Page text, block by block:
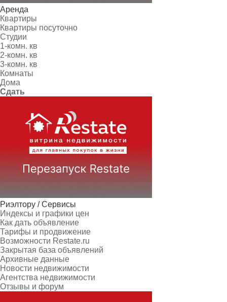
Аренда
Квартиры
Квартиры посуточно
Студии
1-комн. кв
2-комн. кв
3-комн. кв
Комнаты
Дома
Сдать
Риэлтору / Сервисы
Индексы и графики цен
Как дать объявление
Тарифы и продвижение
Возможности Restate.ru
Закрытая база объявлений
Архивные данные
Новости недвижимости
Агентства недвижимости
Отзывы и форум